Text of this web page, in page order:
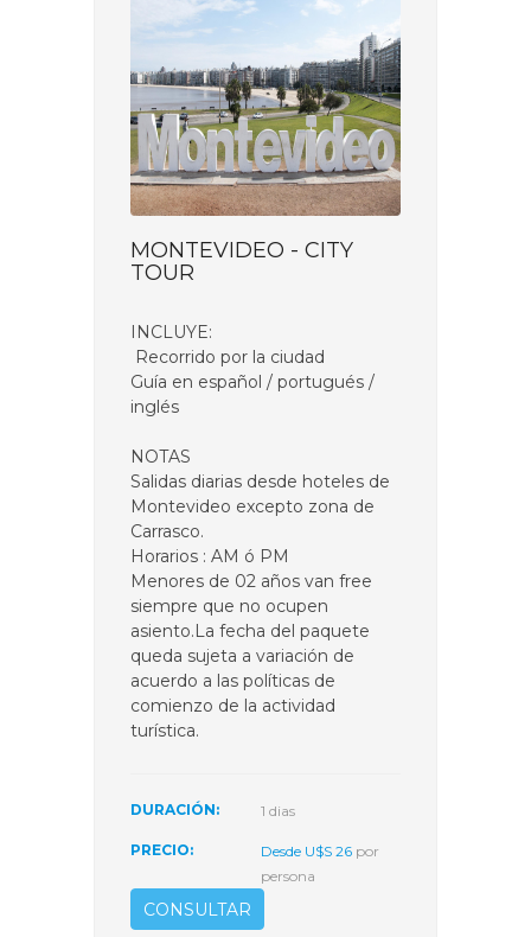
MONTEVIDEO - CITY
TOUR
INCLUYE:
Recorrido por la ciudad
Guía en español / portugués /
inglés
NOTAS
Salidas diarias desde hoteles de
Montevideo excepto zona de
Carrasco.
Horarios : AM ó PM
Menores de 02 años van free
siempre que no ocupen
asiento.La fecha del paquete
queda sujeta a variación de
acuerdo a las políticas de
comienzo de la actividad
turística.
DURACIÓN: 1 dias
PRECIO: Desde U$S 26 por
persona
CONSULTAR